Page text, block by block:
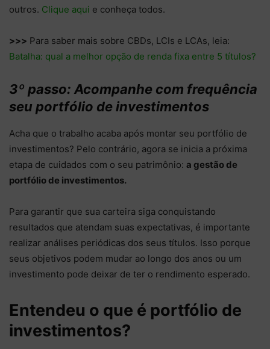
outros. Clique aqui e conheça todos.
>>> Para saber mais sobre CBDs, LCIs e LCAs, leia:
Batalha: qual a melhor opção de renda fixa entre 5 títulos?
3º passo: Acompanhe com frequência
seu portfólio de investimentos
Acha que o trabalho acaba após montar seu portfólio de
investimentos? Pelo contrário, agora se inicia a próxima
etapa de cuidados com o seu patrimônio: a gestão de
portfólio de investimentos.
Para garantir que sua carteira siga conquistando
resultados que atendam suas expectativas, é importante
realizar análises periódicas dos seus títulos. Isso porque
seus objetivos podem mudar ao longo dos anos ou um
investimento pode deixar de ter o rendimento esperado.
Entendeu o que é portfólio de
investimentos?